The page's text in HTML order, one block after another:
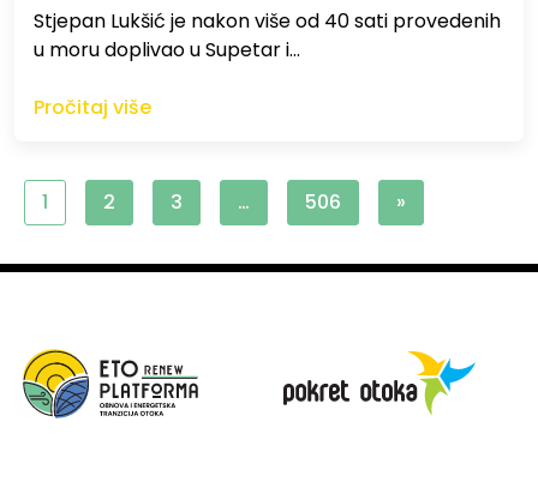
St​jepan Lukšić je nakon više od 40 sati provedenih
u moru doplivao u Supetar i…
Pročitaj više
1 2 3 … 506 »